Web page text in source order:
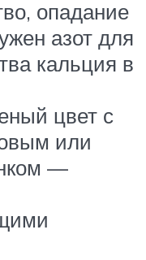
опадание
азот для
кальция в
цвет с
или
—